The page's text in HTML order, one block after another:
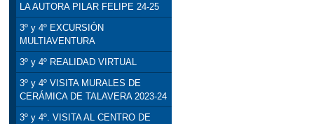
LA AUTORA PILAR FELIPE 24-25
3º y 4º EXCURSIÓN
MULTIAVENTURA
3º y 4º REALIDAD VIRTUAL
3º y 4º VISITA MURALES DE
CERÁMICA DE TALAVERA 2023-24
3º y 4º. VISITA AL CENTRO DE